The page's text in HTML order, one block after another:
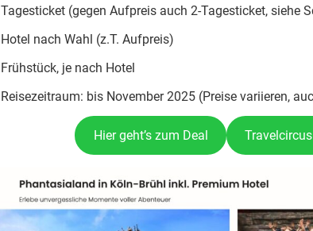
Tagesticket (gegen Aufpreis auch 2-Tagesticket, siehe
Hotel nach Wahl (z.T. Aufpreis)
Frühstück, je nach Hotel
Reisezeitraum: bis November 2025 (Preise variieren,
Hier geht’s zum Deal